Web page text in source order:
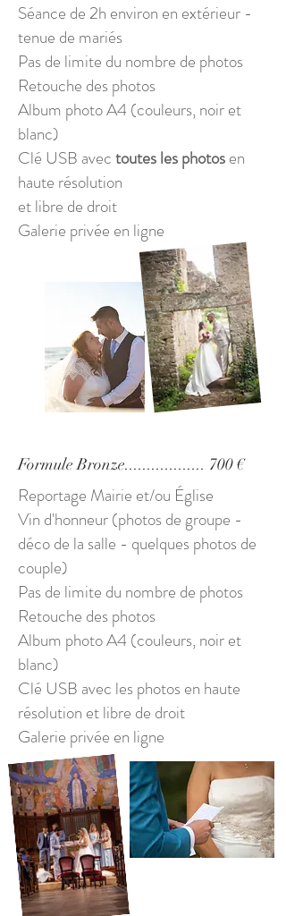
Séance de 2h environ en extérieur -
tenue de mariés
Pas de limite du nombre de photos
Retouche des photos
Album photo A4 (couleurs, noir et
blanc)
Clé USB avectoutes les photosen
haute résolution
et libre de droit
Galerie privée en ligne
Formule Bronze.................. 700 €
Reportage Mairie et/ou Église
Vin d'honneur (photos de groupe -
déco de la salle - quelques photos de
couple)
Pas de limite du nombre de photos
Retouche des photos
Album photo A4 (couleurs, noir et
blanc)
Clé USB avec les photos en haute
résolution et libre de droit
Galerie privée en ligne